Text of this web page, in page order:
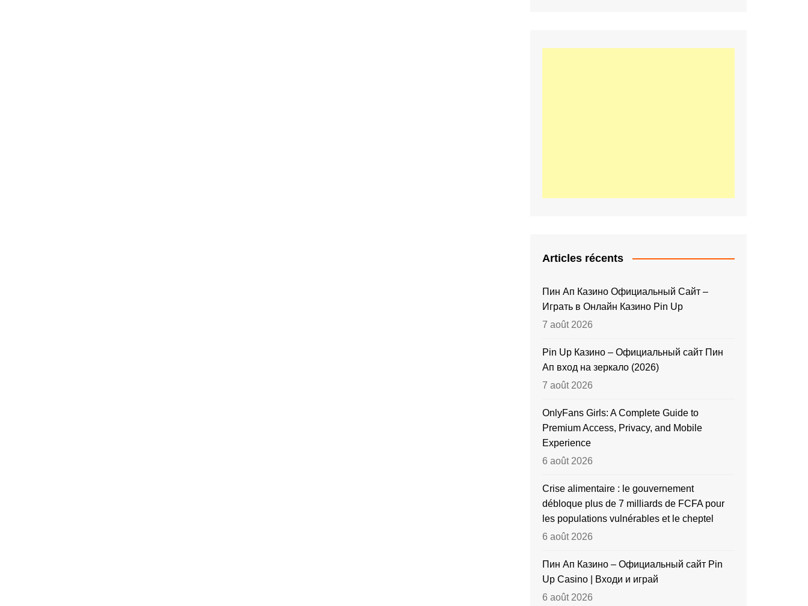
Articles récents
Пин Ап Казино Официальный Сайт –
Играть в Онлайн Казино Pin Up
7 août 2026
Pin Up Казино – Официальный сайт Пин
Ап вход на зеркало (2026)
7 août 2026
OnlyFans Girls: A Complete Guide to
Premium Access, Privacy, and Mobile
Experience
6 août 2026
Crise alimentaire : le gouvernement
débloque plus de 7 milliards de FCFA pour
les populations vulnérables et le cheptel
6 août 2026
Пин Ап Казино – Официальный сайт Pin
Up Casino | Входи и играй
6 août 2026